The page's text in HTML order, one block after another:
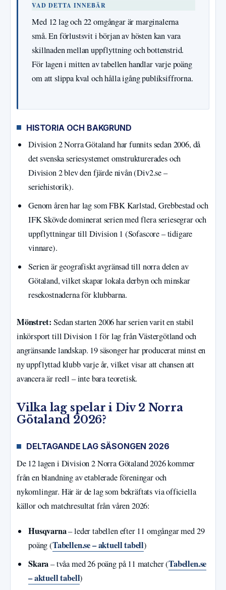
VAD DETTA INNEBÄR
Med 12 lag och 22 omgångar är marginalerna
små. En förlustsvit i början av hösten kan vara
skillnaden mellan uppflyttning och bottenstrid.
För lagen i mitten av tabellen handlar varje poäng
om att slippa kval och hålla igång publiksiffrorna.
HISTORIA OCH BAKGRUND
Division 2 Norra Götaland har funnits sedan 2006, då
det svenska seriesystemet omstrukturerades och
Division 2 blev den fjärde nivån (Div2.se –
seriehistorik).
Genom åren har lag som FBK Karlstad, Grebbestad och
IFK Skövde dominerat serien med flera seriesegrar och
uppflyttningar till Division 1 (Sofascore – tidigare
vinnare).
Serien är geografiskt avgränsad till norra delen av
Götaland, vilket skapar lokala derbyn och minskar
resekostnaderna för klubbarna.
Mönstret: Sedan starten 2006 har serien varit en stabil
inkörsport till Division 1 för lag från Västergötland och
angränsande landskap. 19 säsonger har producerat minst en
ny uppflyttad klubb varje år, vilket visar att chansen att
avancera är reell – inte bara teoretisk.
Vilka lag spelar i Div 2 Norra
Götaland 2026?
DELTAGANDE LAG SÄSONGEN 2026
De 12 lagen i Division 2 Norra Götaland 2026 kommer
från en blandning av etablerade föreningar och
nykomlingar. Här är de lag som bekräftats via officiella
källor och matchresultat från våren 2026:
Husqvarna– leder tabellen efter 11 omgångar med 29
poäng (Tabellen.se – aktuell tabell)
Skara– tvåa med 26 poäng på 11 matcher (Tabellen.se
– aktuell tabell)